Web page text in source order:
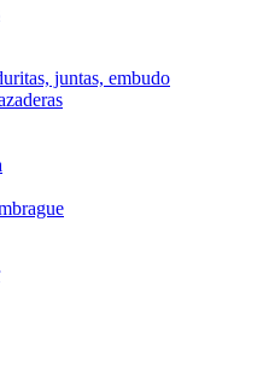
juntas, embudo